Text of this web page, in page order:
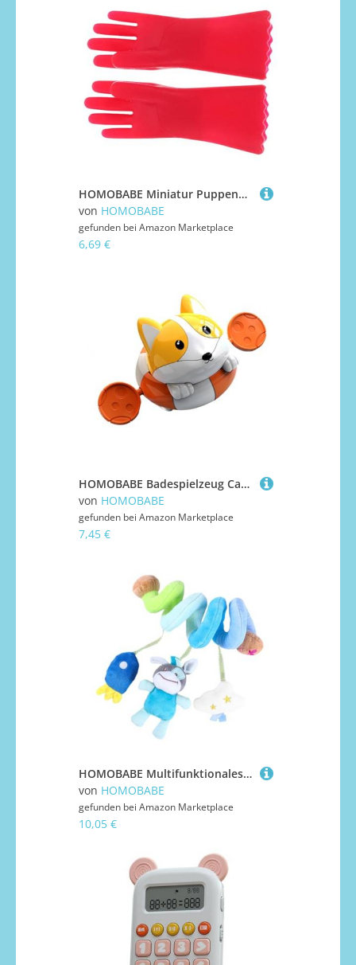
HOMOBABE Miniatur Puppenhaus Handschuhe Küchen Zubehör Realistische Rote Kunststoff Reinigungshandschuhe für Kleine Häuser Detailgetreue Miniaturmodelle als Puppenhaus Dekoration und
von HOMOBABE
gefunden bei Amazon Marketplace
6,69 €
HOMOBABE Badespielzeug Cartoon Hund Form Badewannenspielzeug Schwimmend frei Farbenfroh für Kleinkinder Jungen Mädchen Bad Zubehör Geschenk
von HOMOBABE
gefunden bei Amazon Marketplace
7,45 €
HOMOBABE Multifunktionales mit Klingelndem Glöckchen Babybett aufhänger für und Autositz Weiches Plüschmaterial Buntes Design zur Entdeckerlust Ab Geburt Geeignet
von HOMOBABE
gefunden bei Amazon Marketplace
10,05 €